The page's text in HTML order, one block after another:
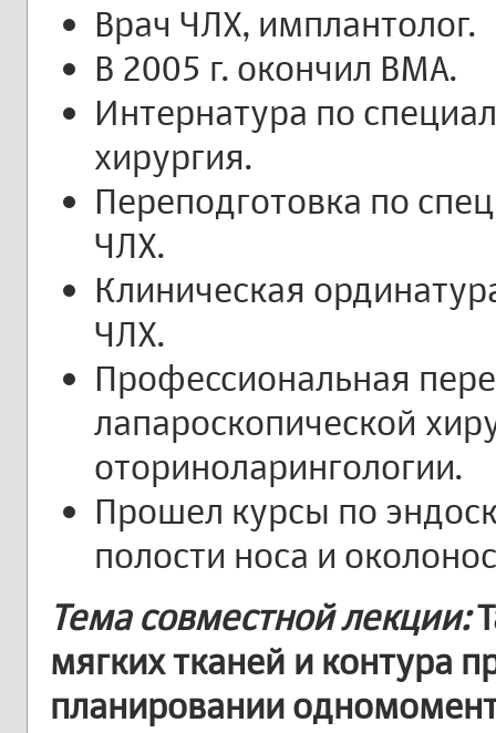
Врач ЧЛХ, имплантолог.
В 2005 г. окончил ВМА.
Интернатура по
хирургия.
Переподготовка по
ЧЛХ.
Клиническая
ЧЛХ.
Профессиональная
лапароскопической
оториноларингологии.
Прошел курсы по
полости носа и
Тема совместной лекции:
мягких тканей и контура
планировании